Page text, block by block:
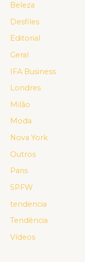
Beleza
Desfiles
Editorial
Geral
IFA Business
Londres
Milão
Moda
Nova York
Outros
Paris
SPFW
tendencia
Tendência
Vídeos